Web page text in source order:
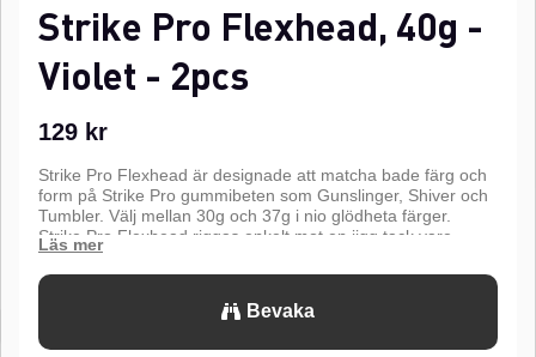
Strike Pro Flexhead, 40g -
Violet - 2pcs
129 kr
Strike Pro Flexhead är designade att matcha bade färg och
form på Strike Pro gummibeten som Gunslinger, Shiver och
Tumbler. Välj mellan 30g och 37g i nio glödheta färger.
Strike Pro Flexhead riggas enkelt mot en jigg tack vare
flexhead-skruven. Klipp helt enkelt av huvudet på din Strike
Pro Gunslinger, Shiver eller Tumbler och skruva på en
stinger i grov flätlina eller fluorocarbon. Perfekt för
vertikalfiske. Presentera denna dödliga kombination i vatten
Bevaka